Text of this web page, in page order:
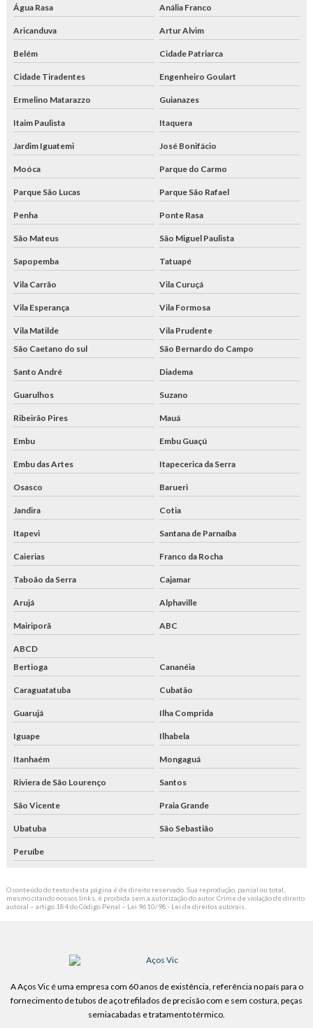
Água Rasa
Anália Franco
Aricanduva Artur Alvim
Belém Cidade Patriarca
Cidade Tiradentes Engenheiro Goulart
Ermelino Matarazzo Guianazes
Itaim Paulista Itaquera
Jardim Iguatemi José Bonifácio
Moóca Parque do Carmo
Parque São Lucas Parque São Rafael
Penha Ponte Rasa
São Mateus São Miguel Paulista
Sapopemba Tatuapé
Vila Carrão Vila Curuçá
Vila Esperança Vila Formosa
Vila Matilde
Vila Prudente
São Caetano do sul
São Bernardo do Campo
Santo André Diadema
Guarulhos Suzano
Ribeirão Pires Mauá
Embu Embu Guaçú
Embu das Artes Itapecerica da Serra
Osasco Barueri
Jandira Cotia
Itapevi Santana de Parnaíba
Caierias Franco da Rocha
Taboão da Serra Cajamar
Arujá Alphaville
Mairiporã ABC
ABCD
Bertioga
Cananéia
Caraguatatuba Cubatão
Guarujá Ilha Comprida
Iguape Ilhabela
Itanhaém Mongaguá
Riviera de São Lourenço Santos
São Vicente Praia Grande
Ubatuba São Sebastião
Peruíbe
O conteúdo do texto desta página é de direito reservado. Sua reprodução, parcial ou total,
mesmo citando nossos links, é proibida sem a autorização do autor. Crime de violação de direito
autoral – artigo 184 do Código Penal – Lei 9610/98 - Lei de direitos autorais
A Aços Vic é uma empresa com 60 anos de existência, referência no país para o
fornecimento de tubos de aço trefilados de precisão com e sem costura, peças
semiacabadas e tratamento térmico.